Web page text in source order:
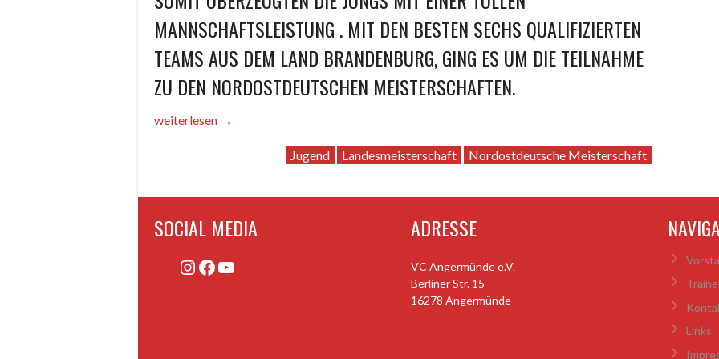
MANNSCHAFTSLEISTUNG . MIT DEN BESTEN SECHS QUALIFIZIERTEN
TEAMS AUS DEM LAND BRANDENBURG, GING ES UM DIE TEILNAHME
ZU DEN NORDOSTDEUTSCHEN MEISTERSCHAFTEN.
„LM
weiterlesen →
Jugend Landesmeisterschaft Nordostdeutsche Meisterschaft
SOCIAL MEDIA
Instagram
Facebook
YouTube
ADRESSE
VC Angermünde e.V.
Berliner Str. 15
16278 Angermünde
Links